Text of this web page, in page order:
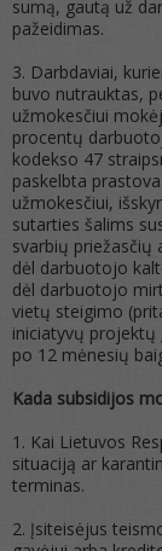
sumą, gautą už
pažeidimas.
3. Darbdaviai,
buvo nutrauktas,
užmokesčiui
procentų
kodekso 47
paskelbta
užmokesčiui,
sutarties šalims
svarbių priežasčių
dėl darbuotojo
dėl darbuotojo
vietų steigimo
iniciatyvų projektų
po 12 mėnesių
Kada subsidijos
1. Kai Lietuvos
situaciją ar
terminas.
2. Įsiteisėjus